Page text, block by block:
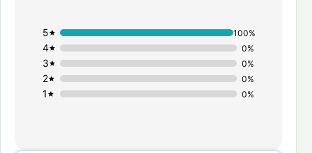
1 0%
2 0%
3 0%
4 0%
5 100%